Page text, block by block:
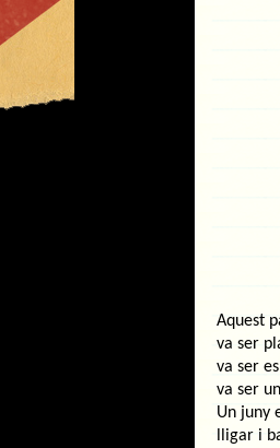
Aquest
va ser
va ser
va ser
Un juny
lligar i